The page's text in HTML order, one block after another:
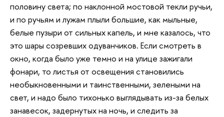
половину света; по наклонной мостовой текли ручьи,
и по ручьям и лужам плыли большие, как мыльные,
белые пузыри от сильных капель, и мне казалось, что
это шары созревших одуванчиков. Если смотреть в
окно, когда было уже темно и на улице зажигали
фонари, то листья от освещения становились
необыкновенными и таинственными, зелеными на
свет, и надо было тихонько выглядывать из-за белых
занавесок, задернутых на ночь, и следить за